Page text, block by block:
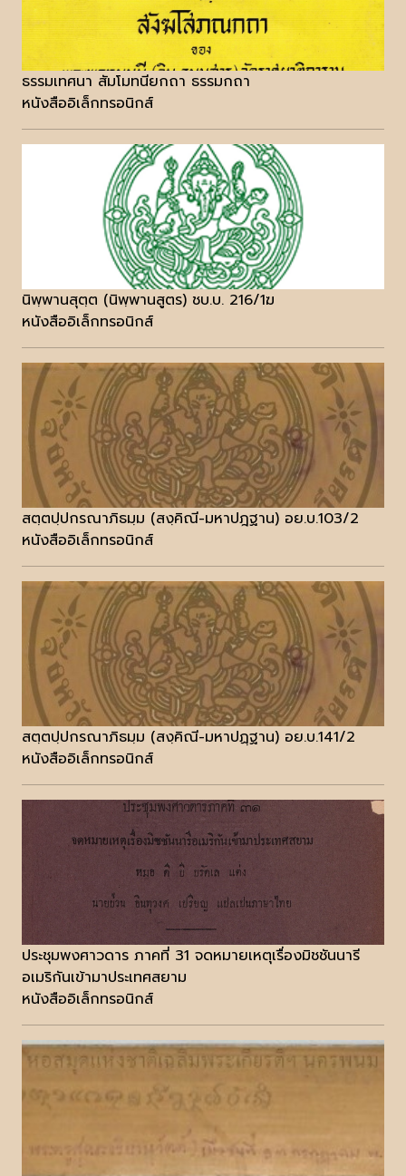
ธรรมเทศนา สัมโมทนียกถา ธรรมกถา
หนังสืออิเล็กทรอนิกส์
นิพฺพานสุตฺต (นิพฺพานสูตร) ชบ.บ. 216/1ฆ
หนังสืออิเล็กทรอนิกส์
สตฺตปฺปกรณาภิธมฺม (สงฺคิณี-มหาปฎฐาน) อย.บ.103/2
หนังสืออิเล็กทรอนิกส์
สตฺตปฺปกรณาภิธมฺม (สงฺคิณี-มหาปฏฺฐาน) อย.บ.141/2
หนังสืออิเล็กทรอนิกส์
ประชุมพงศาวดาร ภาคที่ 31 จดหมายเหตุเรื่องมิชชันนารี
อเมริกันเข้ามาประเทศสยาม
หนังสืออิเล็กทรอนิกส์